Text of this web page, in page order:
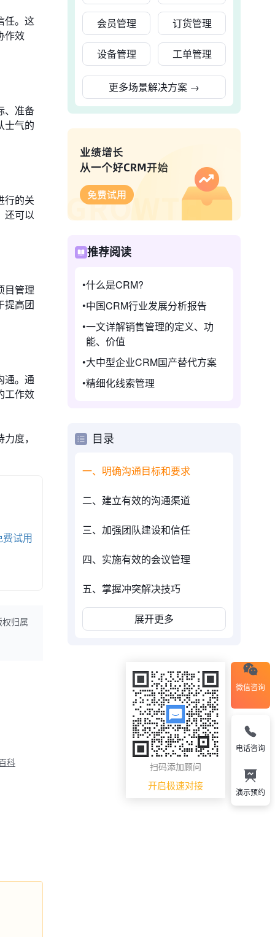
任。这
作效
、准备
士气的
行的关
还可以
目管理
提高团
通。通
工作效
度，
费试用
权归属
科
会员管理 订货管理
设备管理 工单管理
更多场景解决方案 →
推荐阅读
什么是CRM?
中国CRM行业发展分析报告
一文详解销售管理的定义、功
能、价值
大中型企业CRM国产替代方案
精细化线索管理
目录
一、明确沟通目标和要求
二、建立有效的沟通渠道
三、加强团队建设和信任
四、实施有效的会议管理
五、掌握冲突解决技巧
展开更多
微信咨询
扫码添加顾问
开启极速对接
电话咨询
演示预约